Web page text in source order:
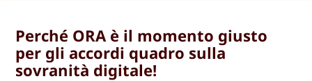
Perché ORA è il momento giusto
per gli accordi quadro sulla
sovranità digitale!